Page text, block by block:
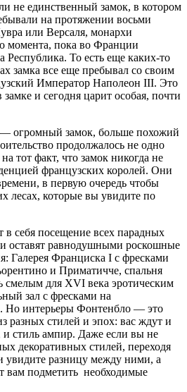
не единственный замок, в котором
на протяжении восьми
или Версаля, монархи
момента, пока во Франции
Республика. То есть еще каких-то
замка все еще пребывал со своим
Император Наполеон III. Это
и сегодня царит особая, почти
огромный замок, больше похожий
продолжалось не одно
тот факт, что замок никогда не
французских королей. Они
в первую очередь чтобы
лесах, которые вы увидите по
в себя посещение всех парадных
оставят равнодушными роскошные
Галерея Франциска I с фресками
и Приматичче, спальня
смелым для XVI века эротическим
зал с фресками на
Но интерьеры Фонтенбло — это
разных стилей и эпох: вас ждут и
и стиль ампир. Даже если вы не
декоративных стилей, переходя
увидите разницу между ними, а
вам подметить необходимые